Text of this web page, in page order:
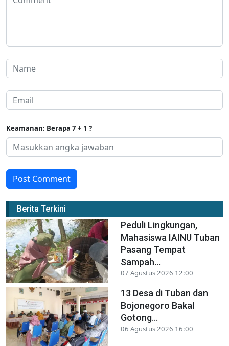
Keamanan: Berapa 7 + 1 ?
Post Comment
Berita Terkini
Peduli Lingkungan,
Mahasiswa IAINU Tuban
Pasang Tempat
Sampah...
07 Agustus 2026 12:00
13 Desa di Tuban dan
Bojonegoro Bakal
Gotong...
06 Agustus 2026 16:00